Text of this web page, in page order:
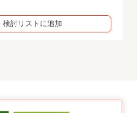
検討リストに追加